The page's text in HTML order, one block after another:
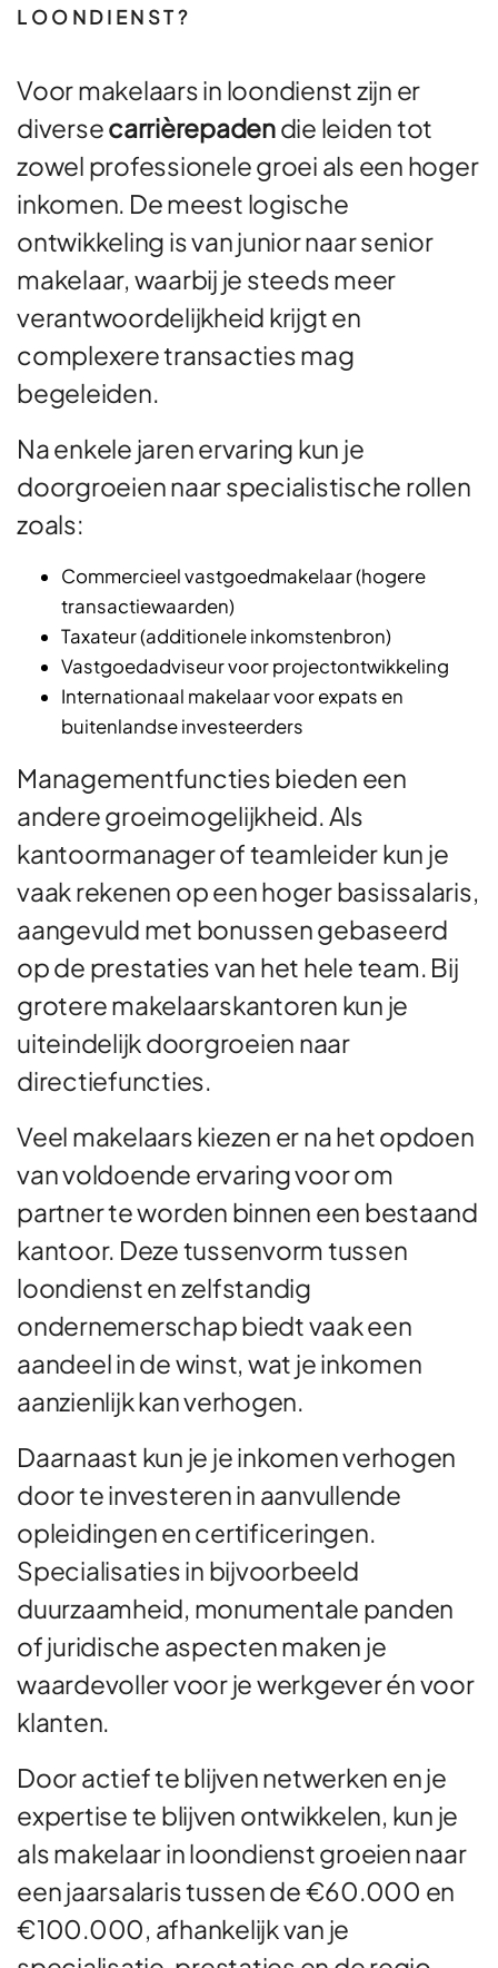
LOONDIENST?
Voor makelaars in loondienst zijn er
diversecarrièrepadendie leiden tot
zowel professionele groei als een hoger
inkomen. De meest logische
ontwikkeling is van junior naar senior
makelaar, waarbij je steeds meer
verantwoordelijkheid krijgt en
complexere transacties mag
begeleiden.
Na enkele jaren ervaring kun je
doorgroeien naar specialistische rollen
zoals:
Commercieel vastgoedmakelaar (hogere
transactiewaarden)
Taxateur (additionele inkomstenbron)
Vastgoedadviseur voor projectontwikkeling
Internationaal makelaar voor expats en
buitenlandse investeerders
Managementfuncties bieden een
andere groeimogelijkheid. Als
kantoormanager of teamleider kun je
vaak rekenen op een hoger basissalaris,
aangevuld met bonussen gebaseerd
op de prestaties van het hele team. Bij
grotere makelaarskantoren kun je
uiteindelijk doorgroeien naar
directiefuncties.
Veel makelaars kiezen er na het opdoen
van voldoende ervaring voor om
partner te worden binnen een bestaand
kantoor. Deze tussenvorm tussen
loondienst en zelfstandig
ondernemerschap biedt vaak een
aandeel in de winst, wat je inkomen
aanzienlijk kan verhogen.
Daarnaast kun je je inkomen verhogen
door te investeren in aanvullende
opleidingen en certificeringen.
Specialisaties in bijvoorbeeld
duurzaamheid, monumentale panden
of juridische aspecten maken je
waardevoller voor je werkgever én voor
klanten.
Door actief te blijven netwerken en je
expertise te blijven ontwikkelen, kun je
als makelaar in loondienst groeien naar
een jaarsalaris tussen de €60.000 en
€100.000, afhankelijk van je